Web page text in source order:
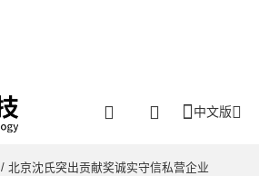
中文版
/ 北京沈氏突出贡献奖诚实守信私营企业